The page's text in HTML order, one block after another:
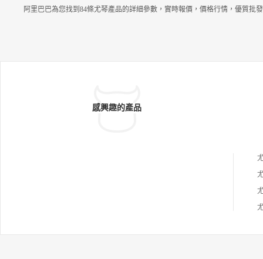
阿里巴巴為您找到84條尤琴產品的詳細參數，實時報價，價格行情，優質批
感興趣的產品